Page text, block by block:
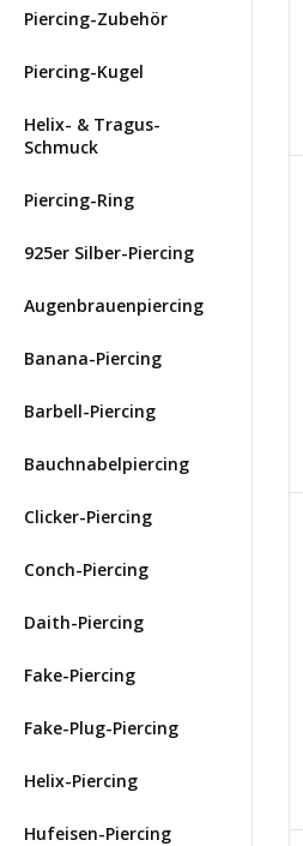
Piercing-Zubehör
Piercing-Kugel
Helix- & Tragus-
Schmuck
Piercing-Ring
925er Silber-Piercing
Augenbrauenpiercing
Banana-Piercing
Barbell-Piercing
Bauchnabelpiercing
Clicker-Piercing
Conch-Piercing
Daith-Piercing
Fake-Piercing
Fake-Plug-Piercing
Helix-Piercing
Hufeisen-Piercing